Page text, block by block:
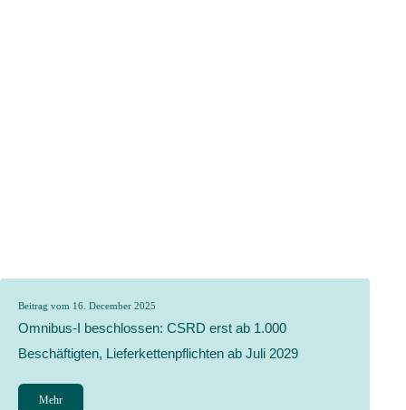
Beitrag vom 16. December 2025
Omnibus-I beschlossen: CSRD erst ab 1.000
Beschäftigten, Lieferkettenpflichten ab Juli 2029
Mehr